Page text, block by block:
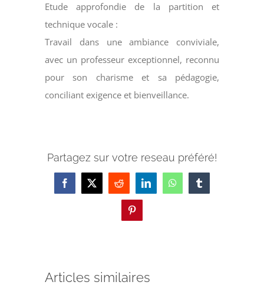
Etude approfondie de la partition et
technique vocale :
Travail dans une ambiance conviviale,
avec un professeur exceptionnel, reconnu
pour son charisme et sa pédagogie,
conciliant exigence et bienveillance.
Partagez sur votre reseau préféré!
Facebook
X Reddit LinkedInWhatsAppTumblr
Pinterest
Articles similaires